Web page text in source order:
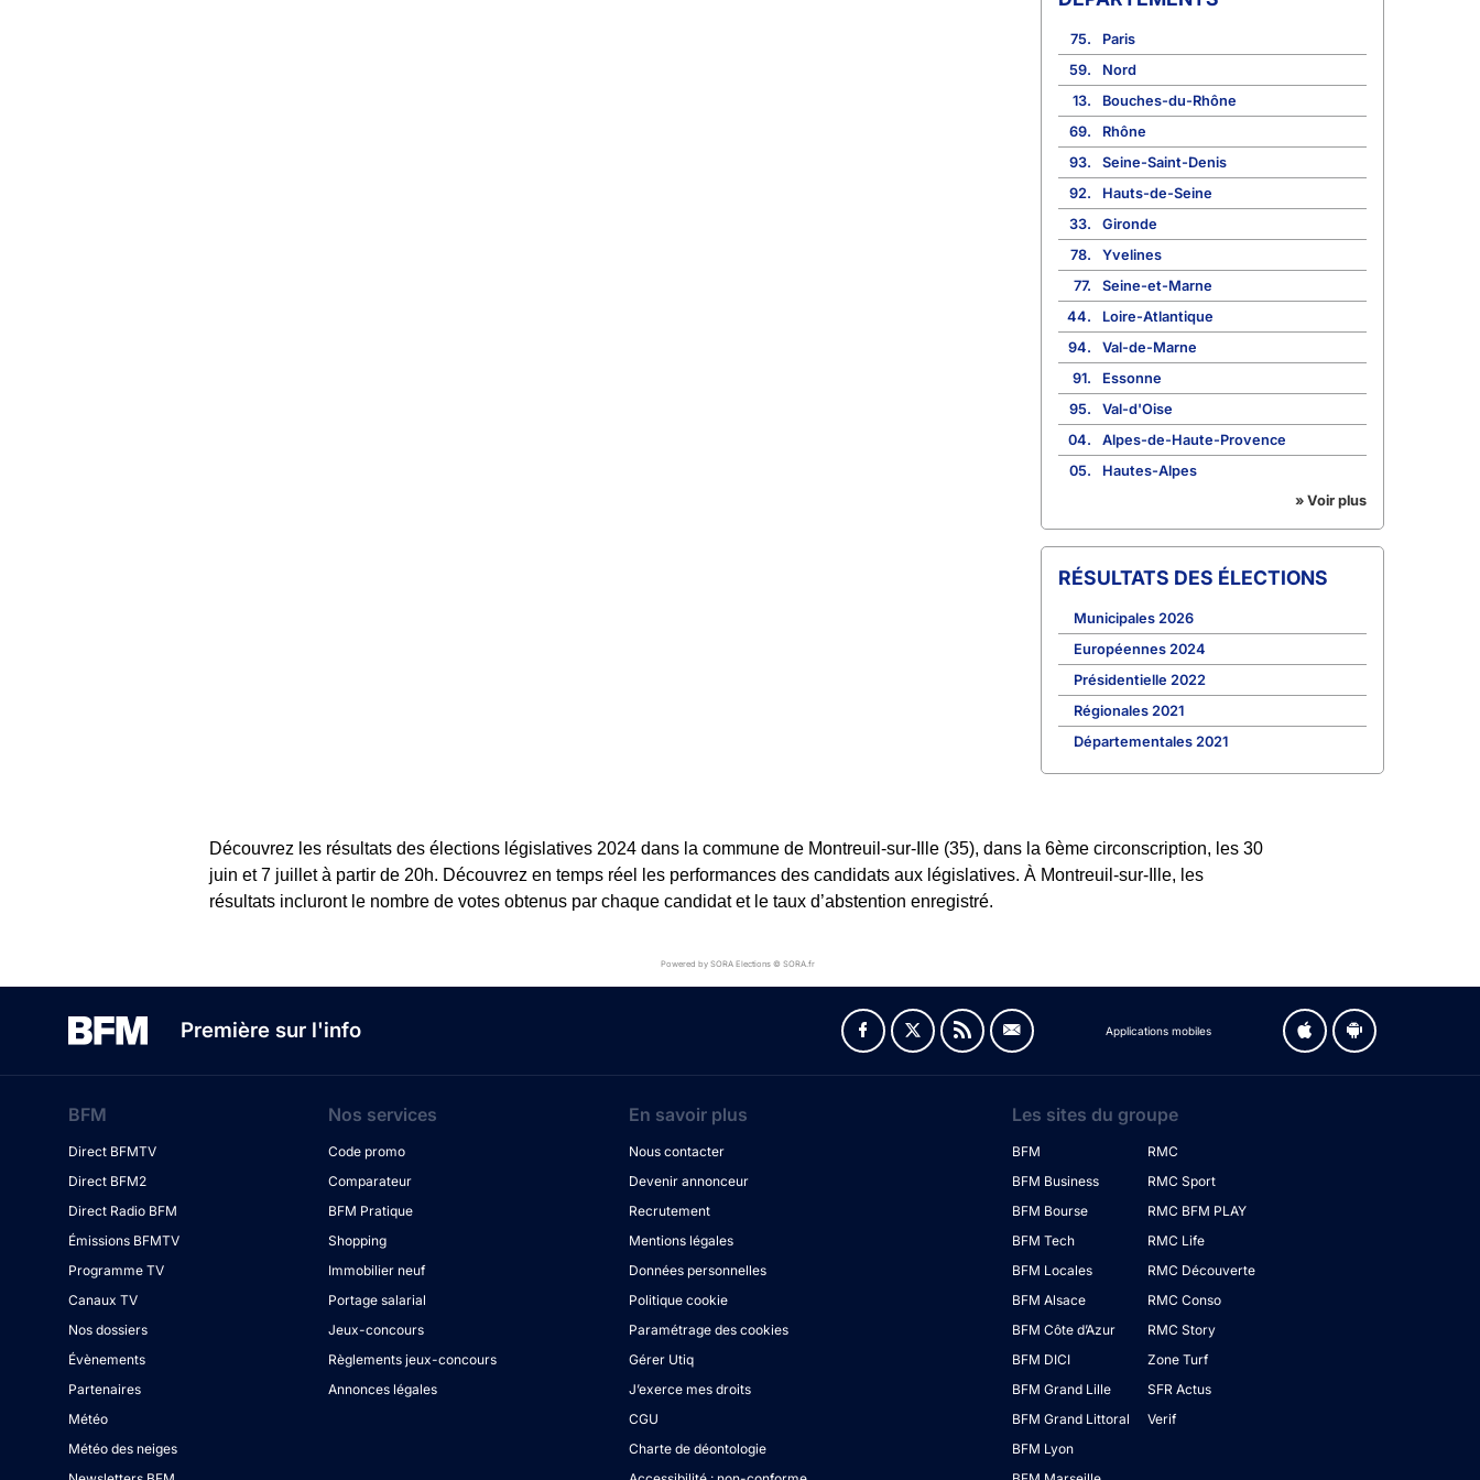
75.
Paris
59.
Nord
13.
Bouches-du-Rhône
69.
Rhône
93.
Seine-Saint-Denis
92.
Hauts-de-Seine
33.
Gironde
78.
Yvelines
77.
Seine-et-Marne
44.
Loire-Atlantique
94.
Val-de-Marne
91.
Essonne
95.
Val-d'Oise
04.
Alpes-de-Haute-Provence
05.
Hautes-Alpes
» Voir plus
RÉSULTATS DES ÉLECTIONS
Municipales 2026
Européennes 2024
Présidentielle 2022
Régionales 2021
Départementales 2021
Découvrez les résultats des élections législatives 2024 dans la commune de Montreuil-sur-Ille (35), dans la 6ème circonscription, les 30
juin et 7 juillet à partir de 20h. Découvrez en temps réel les performances des candidats aux législatives. À Montreuil-sur-Ille, les
résultats incluront le nombre de votes obtenus par chaque candidat et le taux d’abstention enregistré.
Powered by SORA Elections © SORA.fr
Première sur l'info Applications mobiles
BFM
Direct BFMTV
Direct BFM2
Direct Radio BFM
Émissions BFMTV
Programme TV
Canaux TV
Nos dossiers
Évènements
Partenaires
Météo
Météo des neiges
Nos services
Code promo
Comparateur
BFM Pratique
Shopping
Immobilier neuf
Portage salarial
Jeux-concours
Règlements jeux-concours
Annonces légales
En savoir plus
Nous contacter
Devenir annonceur
Recrutement
Mentions légales
Données personnelles
Politique cookie
Paramétrage des cookies
Gérer Utiq
J’exerce mes droits
CGU
Charte de déontologie
Les sites du groupe
BFM
BFM Business
BFM Bourse
BFM Tech
BFM Locales
BFM Alsace
BFM Côte d’Azur
BFM DICI
BFM Grand Lille
BFM Grand Littoral
BFM Lyon
RMC
RMC Sport
RMC BFM PLAY
RMC Life
RMC Découverte
RMC Conso
RMC Story
Zone Turf
SFR Actus
Verif